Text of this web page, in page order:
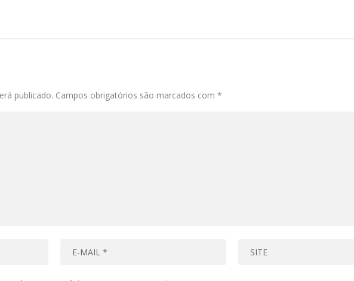
publicado. Campos obrigatórios são marcados com*